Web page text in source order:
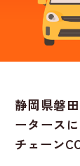
静岡県磐
ータース
チェーン